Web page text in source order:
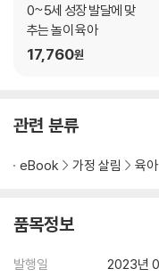
:: 일상생활에서 우리 아이
:: 작업치료사 선생님과 함
시지각 발달이 느리면 학습
문제집은 덮어 두고 엄마와
롭박스 놀이│떨어지는 공
0~5세 성장 발달에 맞
추는 놀이 육아
17,760원
관련 분류
eBook 가정 살림 육아
품목정보
발행일
2023년